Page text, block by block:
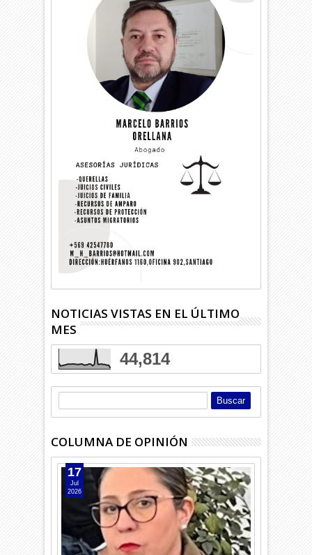
NOTICIAS VISTAS EN EL ÚLTIMO
MES
44,814
COLUMNA DE OPINIÓN
17
Jul
2026